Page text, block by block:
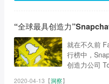
“全球最具创造力
就在不久前
行榜中，
创造力公司
2020-04-13 【洞察】